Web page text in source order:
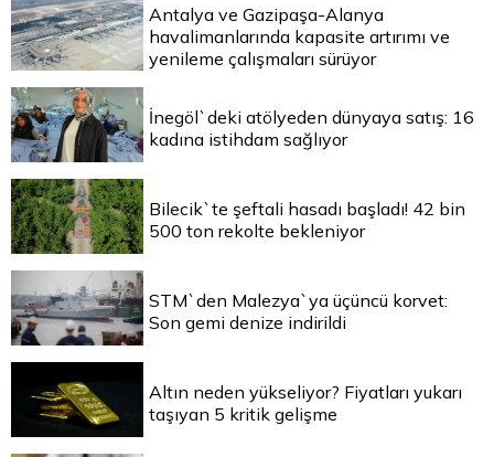
Antalya ve Gazipaşa-Alanya
havalimanlarında kapasite artırımı ve
yenileme çalışmaları sürüyor
İnegöl`deki atölyeden dünyaya satış: 16
kadına istihdam sağlıyor
Bilecik`te şeftali hasadı başladı! 42 bin
500 ton rekolte bekleniyor
STM`den Malezya`ya üçüncü korvet:
Son gemi denize indirildi
Altın neden yükseliyor? Fiyatları yukarı
taşıyan 5 kritik gelişme